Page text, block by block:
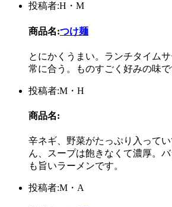
投稿者:H・M
商品名:つけ麺
とにかくうまい。ランチタイム
常に合う。ものすごく好みの味で
投稿者:M・H
商品名:
辛ネギ、野菜がたっぷり入って
ん、スープは飽きなくて濃厚。
も旨いラーメンです。
投稿者:M・A